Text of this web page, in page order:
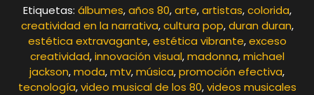
Etiquetas: álbumes,años 80,arte,artistas,colorida,
creatividad en la narrativa,cultura pop,duran duran,
estética extravagante,estética vibrante,exceso
creatividad,innovación visual,madonna,michael
jackson,moda,mtv,música,promoción efectiva,
tecnología,video musical de los 80,videos musicales